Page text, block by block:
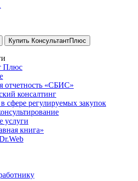
Купить КонсультантПлюс
Плюс
отчетность «СБИС»
консалтинг
сфере регулируемых закупок
услуги
книга»